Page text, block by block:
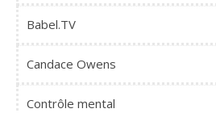
Babel.TV
Candace Owens
Contrôle mental